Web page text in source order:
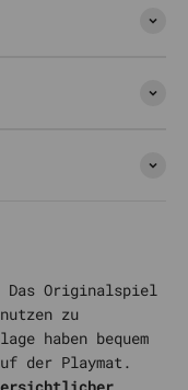
Das Originalspiel
zu
haben bequem
der Playmat.